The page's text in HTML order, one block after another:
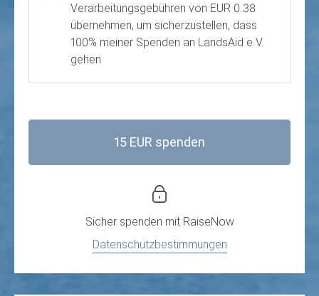
Verarbeitungsgebühren von EUR 0.38
übernehmen, um sicherzustellen, dass
100% meiner Spenden an LandsAid e.V.
gehen
15 EUR spenden
Sicher spenden mit RaiseNow
Datenschutzbestimmungen